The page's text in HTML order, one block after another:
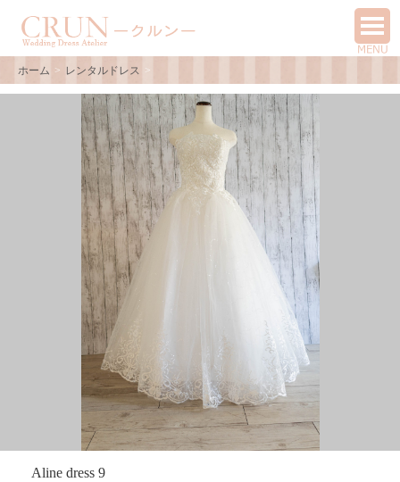
ホーム レンタルドレス
Aline dress 9